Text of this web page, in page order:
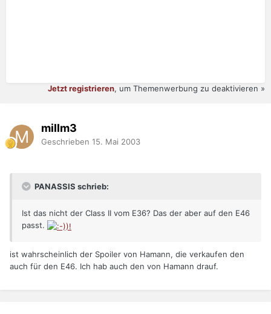
Jetzt registrieren, um Themenwerbung zu deaktivieren »
millm3
Geschrieben 15. Mai 2003
PANASSIS schrieb:
Ist das nicht der Class II vom E36? Das der aber auf den E46
passt.
ist wahrscheinlich der Spoiler von Hamann, die verkaufen den
auch für den E46. Ich hab auch den von Hamann drauf.